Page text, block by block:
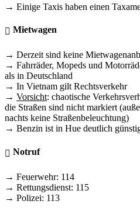
→ Einige Taxis haben einen
Mietwagen
→ Derzeit sind keine
→ Fahrräder, Mopeds und
als in Deutschland
→ In Vietnam gilt Rechtsverkehr
→ Vorsicht: chaotische
die Straßen sind nicht markiert
nachts keine Straßenbeleuchtung)
→ Benzin ist in Hue deutlich
Notruf
→ Feuerwehr: 114
→ Rettungsdienst: 115
→ Polizei: 113